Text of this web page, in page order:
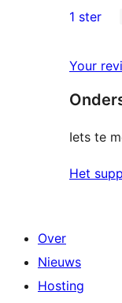
2
ster
1 ster
Your
Iets te
Het
Over
Nieuws
Hosting